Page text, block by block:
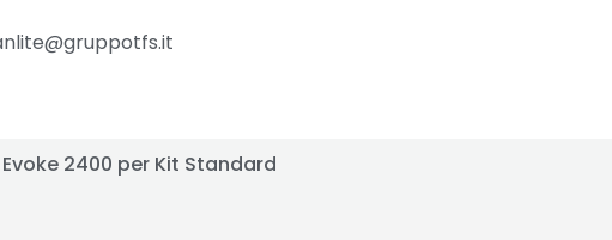
2400 per Kit Standard